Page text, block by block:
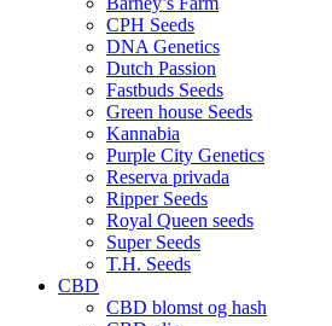
CPH Seeds
DNA Genetics
Dutch Passion
Fastbuds Seeds
Green house Seeds
Kannabia
Purple City Genetics
Reserva privada
Ripper Seeds
Royal Queen seeds
Super Seeds
T.H. Seeds
CBD
CBD blomst og hash